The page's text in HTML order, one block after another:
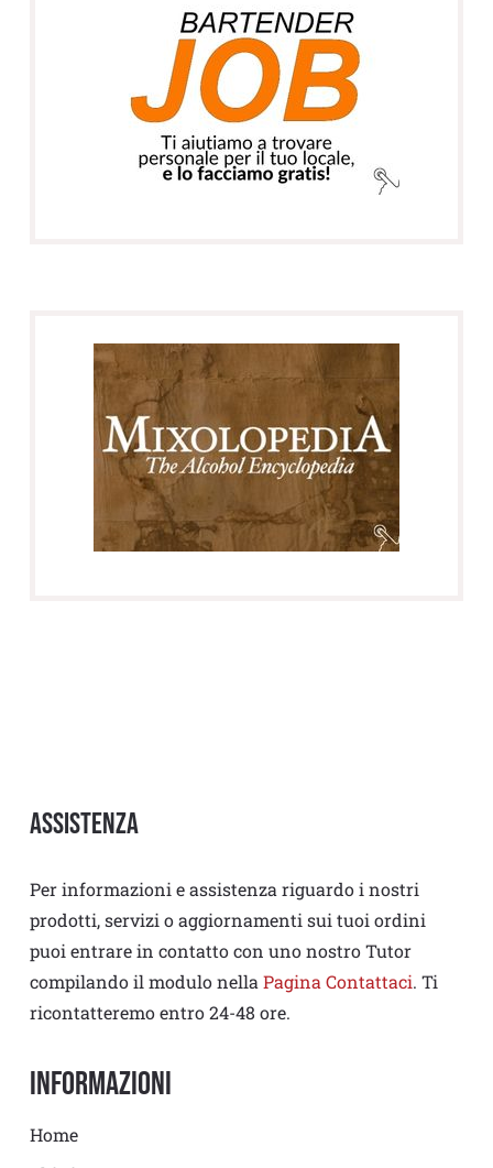
Assistenza
Per informazioni e assistenza riguardo i nostri
prodotti, servizi o aggiornamenti sui tuoi ordini
puoi entrare in contatto con uno nostro Tutor
compilando il modulo nella Pagina Contattaci. Ti
ricontatteremo entro 24-48 ore.
Informazioni
Home